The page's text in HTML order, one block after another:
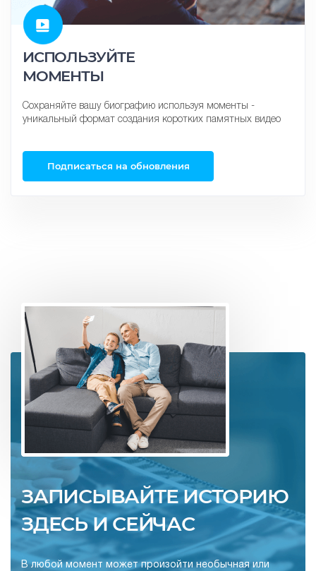
ИСПОЛЬЗУЙТЕ
МОМЕНТЫ
Сохраняйте вашу биографию используя моменты -
уникальный формат создания коротких памятных видео
Подписаться на обновления
ЗАПИСЫВАЙТЕ ИСТОРИЮ
ЗДЕСЬ И СЕЙЧАС
В любой момент может произойти необычная или